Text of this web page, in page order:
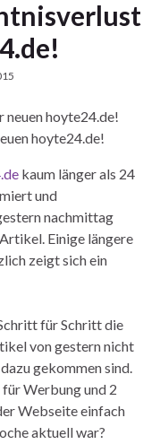
hoyte24.de!
kaum länger als 24
und
nachmittag
Einige längere
zeigt sich ein
für Schritt die
von gestern nicht
gekommen sind.
für Werbung und 2
Webseite einfach
aktuell war?